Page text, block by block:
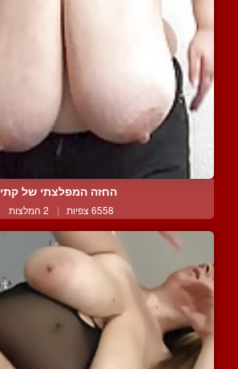
החזה המפלצתי של קתי
6558 צפיות | 2 המלצות